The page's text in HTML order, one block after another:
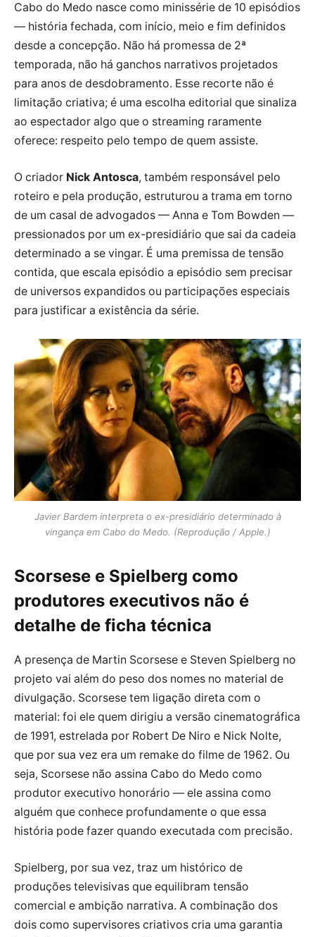
Cabo do Medo nasce como minissérie de 10 episódios
— história fechada, com início, meio e fim definidos
desde a concepção. Não há promessa de 2ª
temporada, não há ganchos narrativos projetados
para anos de desdobramento. Esse recorte não é
limitação criativa; é uma escolha editorial que sinaliza
ao espectador algo que o streaming raramente
oferece: respeito pelo tempo de quem assiste.
O criador Nick Antosca, também responsável pelo
roteiro e pela produção, estruturou a trama em torno
de um casal de advogados — Anna e Tom Bowden —
pressionados por um ex-presidiário que sai da cadeia
determinado a se vingar. É uma premissa de tensão
contida, que escala episódio a episódio sem precisar
de universos expandidos ou participações especiais
para justificar a existência da série.
Javier Bardem interpreta o ex-presidiário determinado à
vingança em Cabo do Medo. (Reprodução / Apple.)
Scorsese e Spielberg como
produtores executivos não é
detalhe de ficha técnica
A presença de Martin Scorsese e Steven Spielberg no
projeto vai além do peso dos nomes no material de
divulgação. Scorsese tem ligação direta com o
material: foi ele quem dirigiu a versão cinematográfica
de 1991, estrelada por Robert De Niro e Nick Nolte,
que por sua vez era um remake do filme de 1962. Ou
seja, Scorsese não assina Cabo do Medo como
produtor executivo honorário — ele assina como
alguém que conhece profundamente o que essa
história pode fazer quando executada com precisão.
Spielberg, por sua vez, traz um histórico de
produções televisivas que equilibram tensão
comercial e ambição narrativa. A combinação dos
dois como supervisores criativos cria uma garantia